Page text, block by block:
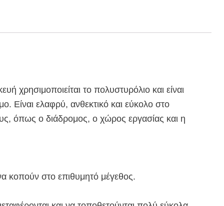
χρησιμοποιείται το πολυστυρόλιο και είναι
Είναι ελαφρύ, ανθεκτικό και εύκολο στο
όπως ο διάδρομος, ο χώρος εργασίας και η
κοπούν στο επιθυμητό μέγεθος.